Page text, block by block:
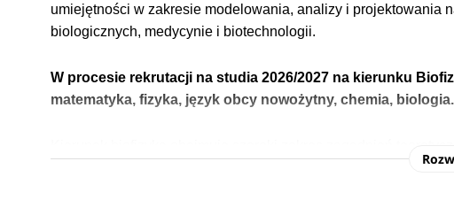
umiejętności w zakresie modelowania, analizy i projektowania
biologicznych, medycynie i biotechnologii.
W procesie rekrutacji na studia 2026/2027 na kierunku
matematyka, fizyka, język obcy nowożytny, chemia, biologia.
obowiązkowe i fakultatywne, które pozwalają studentom